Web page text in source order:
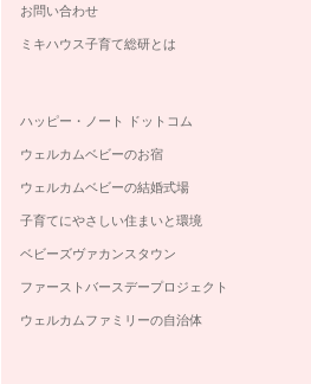
お問い合わせ
ミキハウス子育て総研とは
ハッピー・ノート ドットコム
ウェルカムベビーのお宿
ウェルカムベビーの結婚式場
子育てにやさしい住まいと環境
ベビーズヴァカンスタウン
ファーストバースデープロジェクト
ウェルカムファミリーの自治体